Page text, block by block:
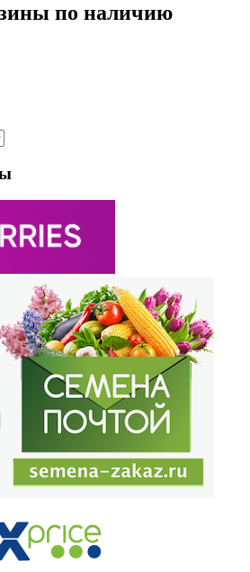
по наличию